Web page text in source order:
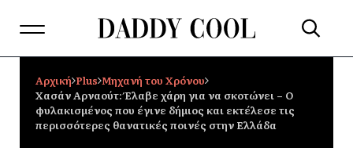
Αρχική Plus Μηχανή του Χρόνου
Χασάν Αρναούτ: Έλαβε χάρη για να σκοτώνει – Ο
φυλακισμένος που έγινε δήμιος και εκτέλεσε τις
περισσότερες θανατικές ποινές στην Ελλάδα